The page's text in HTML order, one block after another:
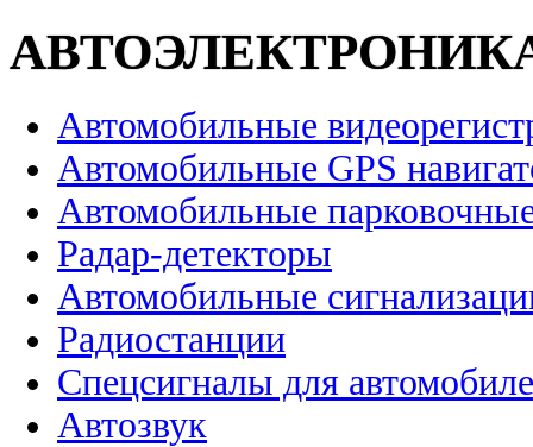
Автомобильные
Автомобильные GPS
Автомобильные
Радар-детекторы
Автомобильные
Радиостанции
Спецсигналы для
Автозвук